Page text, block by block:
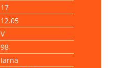
17
12.05
V
98
Iarna